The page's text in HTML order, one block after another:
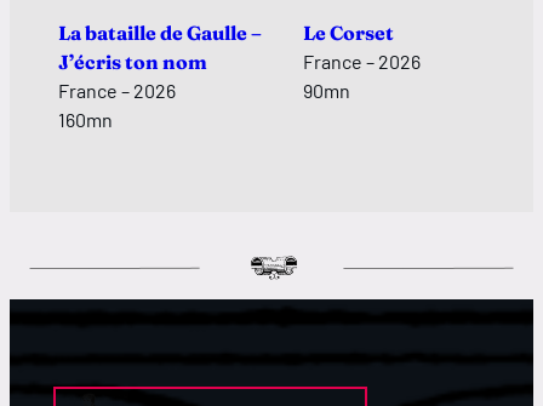
La bataille de Gaulle –
J’écris ton nom
France – 2026
160mn
Le Corset
France – 2026
90mn